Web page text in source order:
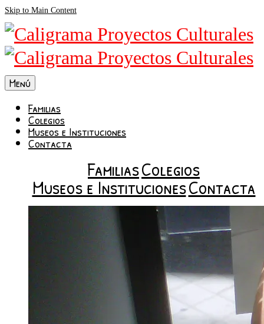
Skip to Main Content
Menú
Familias
Colegios
Museos e Instituciones
Contacta
FamiliasColegios
Museos e InstitucionesContacta